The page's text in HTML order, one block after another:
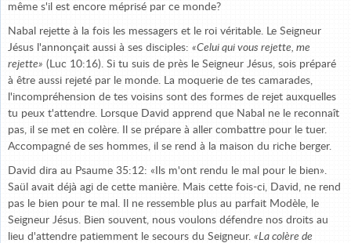
même s'il est encore méprisé par ce monde?
Nabal rejette à la fois les messagers et le roi véritable. Le Seigneur
Jésus l'annonçait aussi à ses disciples: «Celui qui vous rejette, me
rejette» (Luc 10:16). Si tu suis de près le Seigneur Jésus, sois préparé
à être aussi rejeté par le monde. La moquerie de tes camarades,
l'incompréhension de tes voisins sont des formes de rejet auxquelles
tu peux t'attendre. Lorsque David apprend que Nabal ne le reconnaît
pas, il se met en colère. Il se prépare à aller combattre pour le tuer.
Accompagné de ses hommes, il se rend à la maison du riche berger.
David dira au Psaume 35:12: «Ils m'ont rendu le mal pour le bien».
Saül avait déjà agi de cette manière. Mais cette fois-ci, David, ne rend
pas le bien pour te mal. Il ne ressemble plus au parfait Modèle, le
Seigneur Jésus. Bien souvent, nous voulons défendre nos droits au
lieu d'attendre patiemment le secours du Seigneur. «La colère de